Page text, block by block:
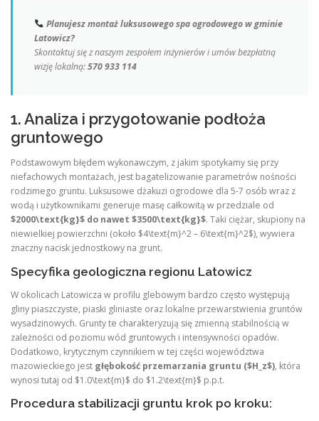
Planujesz montaż luksusowego spa ogrodowego w gminie
Latowicz?
Skontaktuj się z naszym zespołem inżynierów i umów bezpłatną
wizję lokalną:570 933 114
1. Analiza i przygotowanie podłoża
gruntowego
Podstawowym błędem wykonawczym, z jakim spotykamy się przy
niefachowych montażach, jest bagatelizowanie parametrów nośności
rodzimego gruntu. Luksusowe dżakuzi ogrodowe dla 5-7 osób wraz z
wodą i użytkownikami generuje masę całkowitą w przedziale od
$2000\text{kg}$ do nawet $3500\text{kg}$. Taki ciężar, skupiony na
niewielkiej powierzchni (około $4\text{m}^2 – 6\text{m}^2$), wywiera
znaczny nacisk jednostkowy na grunt.
Specyfika geologiczna regionu Latowicz
W okolicach Latowicza w profilu glebowym bardzo często występują
gliny piaszczyste, piaski gliniaste oraz lokalne przewarstwienia gruntów
wysadzinowych. Grunty te charakteryzują się zmienną stabilnością w
zależności od poziomu wód gruntowych i intensywności opadów.
Dodatkowo, krytycznym czynnikiem w tej części województwa
mazowieckiego jest głębokość przemarzania gruntu ($H_z$), która
wynosi tutaj od $1.0\text{m}$ do $1.2\text{m}$ p.p.t.
Procedura stabilizacji gruntu krok po kroku: